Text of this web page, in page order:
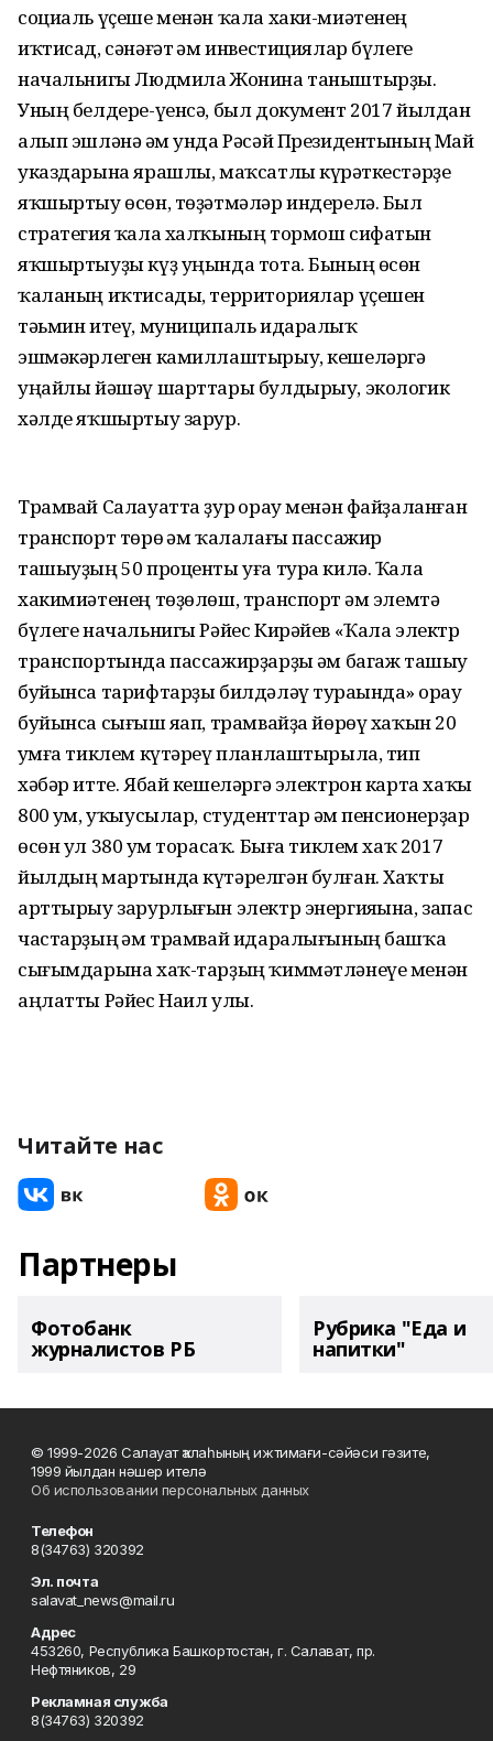
социаль үҫеше менән ҡала хаки-миәтенең
иҡтисад, сәнәғәт һәм инвестициялар бүлеге
начальнигы Людмила Жонина таныштырҙы.
Уның белдере-үенсә, был документ 2017 йылдан
алып эшләнә һәм унда Рәсәй Президентының Май
указдарына ярашлы, маҡсатлы күрһәткестәрҙе
яҡшыртыу өсөн, төҙәтмәләр индерелә. Был
стратегия ҡала халҡының тормош сифатын
яҡшыртыуҙы күҙ уңында тота. Бының өсөн
ҡаланың иҡтисады, территориялар үҫешен
тәьмин итеү, муниципаль идаралыҡ
эшмәкәрлеген камиллаштырыу, кешеләргә
уңайлы йәшәү шарттары булдырыу, экологик
хәлде яҡшыртыу зарур.
Трамвай Салауатта ҙур һорау менән файҙаланған
транспорт төрө һәм ҡалалағы пассажир
ташыуҙың 50 проценты уға тура килә. Ҡала
хакимиәтенең төҙөлөш, транспорт һәм элемтә
бүлеге начальнигы Рәйес Кирәйев «Ҡала электр
транспортында пассажирҙарҙы һәм багаж ташыу
буйынса тарифтарҙы билдәләү тураһында» һорау
буйынса сығыш яһап, трамвайҙа йөрөү хаҡын 20
һумға тиклем күтәреү планлаштырыла, тип
хәбәр итте. Ябай кешеләргә электрон карта хаҡы
800 һум, уҡыусылар, студенттар һәм пенсионерҙар
өсөн ул 380 һум торасаҡ. Быға тиклем хаҡ 2017
йылдың мартында күтәрелгән булған. Хаҡты
арттырыу зарурлығын электр энергияһына, запас
частарҙың һәм трамвай идаралығының башҡа
сығымдарына хаҡ-тарҙың ҡиммәтләнеүе менән
аңлатты Рәйес Наил улы.
Читайте нас
Партнеры
Фотобанк
журналистов РБ
Рубрика "Еда и
напитки"
© 1999-2026 Салауат ҡалаһының ижтимағи-сәйәси гәзите,
1999 йылдан нәшер ителә
Об использовании персональных данных
Телефон
8(34763) 320392
Эл. почта
salavat_news@mail.ru
Адрес
453260, Республика Башкортостан, г. Салават, пр.
Нефтяников, 29
Рекламная служба
8(34763) 320392